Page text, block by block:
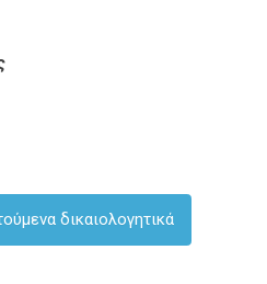
δικαιολογητικά